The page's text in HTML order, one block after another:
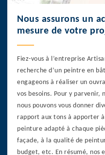
Nous assurons un
mesure de votre
Fiez-vous à l’entreprise
recherche d’un peintre en
engageons à réaliser un
vos besoins. Pour y parvenir,
nous pouvons vous donner
rapport aux tons à apporter
peinture adapté à chaque
façade, à la qualité de
budget, etc. En résumé, nos